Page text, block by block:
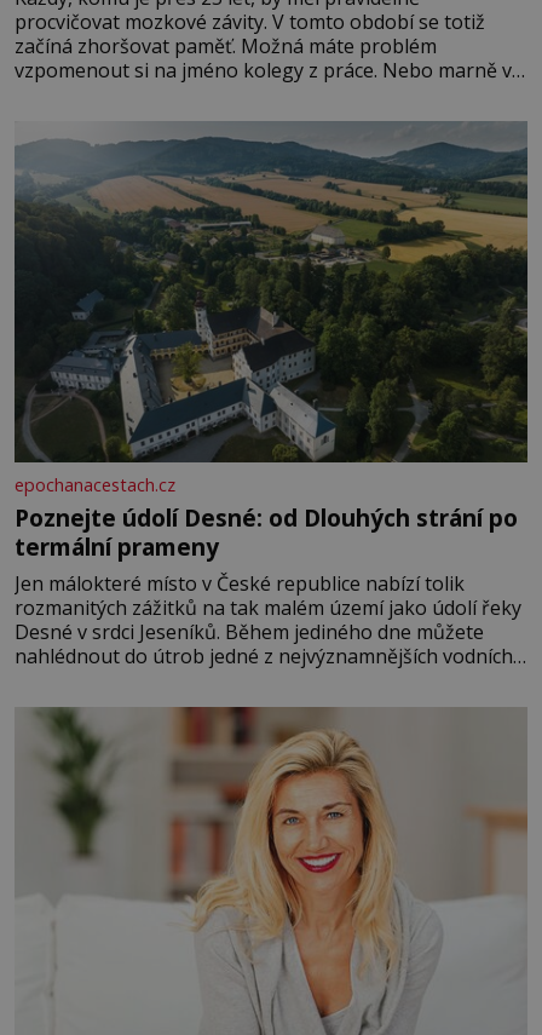
procvičovat mozkové závity. V tomto období se totiž
začíná zhoršovat paměť. Možná máte problém
vzpomenout si na jméno kolegy z práce. Nebo marně v
Je to opravdu tak, s věkem jako kdyby se paměť
rozhodla stávkovat. Cvičte
epochanacestach.cz
Poznejte údolí Desné: od Dlouhých strání po
termální prameny
Jen málokteré místo v České republice nabízí tolik
rozmanitých zážitků na tak malém území jako údolí řeky
Desné v srdci Jeseníků. Během jediného dne můžete
nahlédnout do útrob jedné z nejvýznamnějších vodních
se na koloběžce a den zakončit poznáváním památek ve
Velkých Losinách nebo v termálním